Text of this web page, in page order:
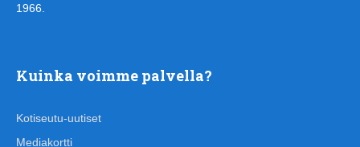
1966.
Kuinka voimme palvella?
Kotiseutu-uutiset
Mediakortti